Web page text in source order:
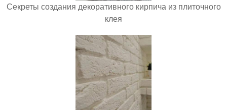
Секреты создания декоративного кирпича из плиточного
клея